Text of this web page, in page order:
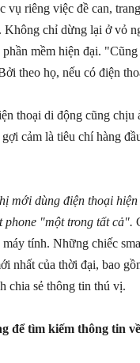
vụ riêng việc đề can,
Không chỉ dừng lại ở vỏ
mềm hiện đại.
theo họ, nếu có điện
thoại di động cũng
cảm là tiêu chí hàng
mới dùng điện thoại
phone "một trong tất cả".
tính. Những chiếc
nhất của thời đại, bao
chia sẻ thông tin thú vị.
để tìm kiếm thông tin